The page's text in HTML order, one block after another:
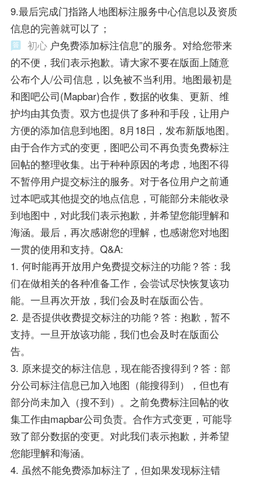
9.最后完成门指路人地图标注服务中心信息以及资质
信息的完善就可以了；
初心 户免费添加标注信息”的服务。对给您带来
的不便，我们表示抱歉。请大家不要在版面上随意
公布个人/公司信息，以免被不当利用。地图最初是
和图吧公司(Mapbar)合作，数据的收集、更新、维
护均由其负责。双方也提供了多种和手段，让用户
方便的添加信息到地图。8月18日，发布新版地图。
由于合作方式的变更，图吧公司不再负责免费标注
回帖的整理收集。出于种种原因的考虑，地图不得
不暂停用户提交标注的服务。对于各位用户之前通
过本吧或其他提交的地点信息，可能部分未能收录
到地图中，对此我们表示抱歉，并希望您能理解和
海涵。最后，再次感谢您的理解，也感谢您对地图
一贯的使用和支持。Q&A:
1. 何时能再开放用户免费提交标注的功能？答：我
们在做相关的各种准备工作，会尝试尽快恢复该功
能。一旦再次开放，我们会及时在版面公告。
2. 是否提供收费提交标注的功能？答：抱歉，暂不
支持。一旦开放该功能，我们也会及时在版面公
告。
3. 原来提交的标注信息，现在能否搜得到？答：部
分公司标注信息已加入地图（能搜得到），但也有
部分尚未加入（搜不到）。之前免费标注回帖的收
集工作由mapbar公司负责。合作方式变更，可能导
致了部分数据的变更。对此我们表示抱歉，并希望
您能理解和海涵。
4. 虽然不能免费添加标注了，但如果发现标注错